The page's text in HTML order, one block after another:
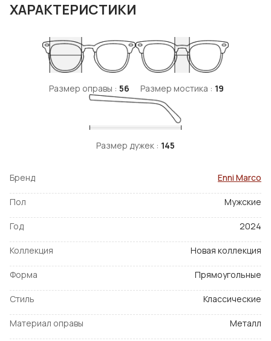
ХАРАКТЕРИСТИКИ
Размер оправы : 56 Размер мостика : 19
Размер дужек : 145
Бренд Enni Marco
Пол Мужские
Год 2024
Коллекция Новая коллекция
Форма Прямоугольные
Стиль Классические
Материал оправы Металл